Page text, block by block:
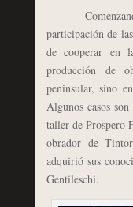
participación de
de cooperar en
producción de
peninsular, sino
Algunos casos
taller de Prospero
obrador de
adquirió sus
Gentileschi.